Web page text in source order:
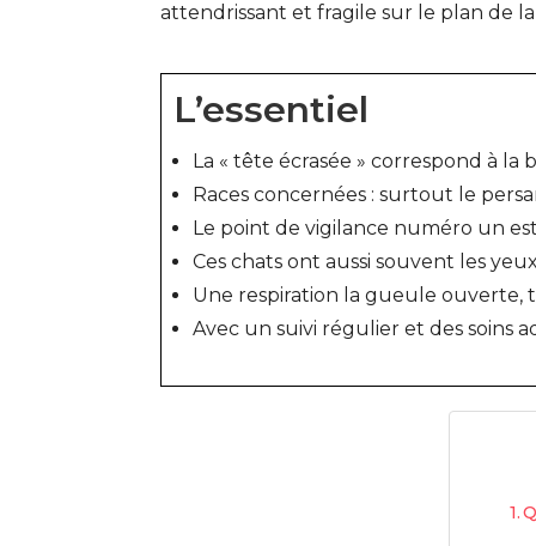
attendrissant et fragile sur le plan de la
L’essentiel
La « tête écrasée » correspond à
Races concernées : surtout le
Le point de vigilance numéro un
Ces chats ont aussi souvent les
Une respiration la gueule ouverte,
Avec un suivi régulier et des soins